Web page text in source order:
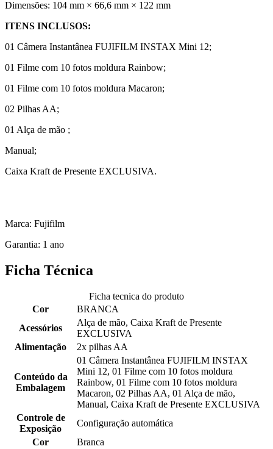
Dimensões: 104 mm × 66,6 mm × 122 mm
ITENS INCLUSOS:
01 Câmera Instantânea FUJIFILM INSTAX Mini 12;
01 Filme com 10 fotos moldura Rainbow;
01 Filme com 10 fotos moldura Macaron;
02 Pilhas AA;
01 Alça de mão ;
Manual;
Caixa Kraft de Presente EXCLUSIVA.
Marca: Fujifilm
Garantia: 1 ano
Ficha Técnica
Ficha tecnica do produto
Cor
BRANCA
Acessórios
Alça de mão, Caixa Kraft de Presente
EXCLUSIVA
Alimentação
2x pilhas AA
Conteúdo da
Embalagem
01 Câmera Instantânea FUJIFILM INSTAX
Mini 12, 01 Filme com 10 fotos moldura
Rainbow, 01 Filme com 10 fotos moldura
Macaron, 02 Pilhas AA, 01 Alça de mão,
Manual, Caixa Kraft de Presente EXCLUSIVA
Controle de
Exposição
Configuração automática
Cor
Branca